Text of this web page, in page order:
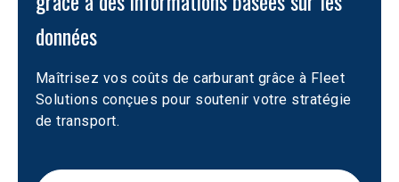
données
Maîtrisez vos coûts de carburant grâce à Fleet
Solutions conçues pour soutenir votre stratégie
de transport.